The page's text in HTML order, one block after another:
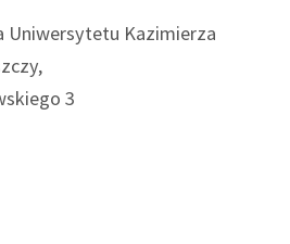
Uniwersytetu Kazimierza
3